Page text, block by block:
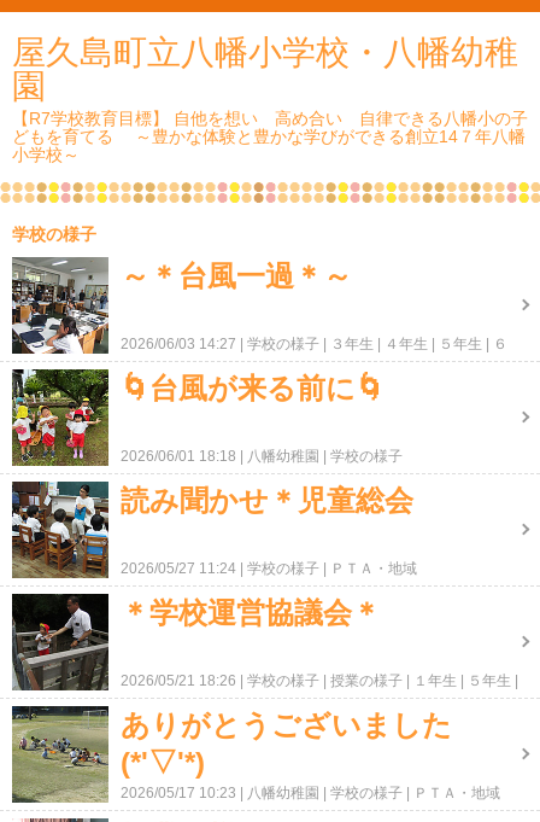
屋久島町立八幡小学校・八幡幼稚
園
【R7学校教育目標】 自他を想い 高め合い 自律できる八幡小の子
どもを育てる ～豊かな体験と豊かな学びができる創立14７年八幡
小学校～
学校の様子
～＊台風一過＊～
2026/06/03 14:27 学校の様子 ３年生 ４年生 ５年生
６
年生
ＰＴＡ・地域
🌀台風が来る前に🌀
2026/06/01 18:18 八幡幼稚園 学校の様子
読み聞かせ＊児童総会
2026/05/27 11:24 学校の様子 ＰＴＡ・地域
＊学校運営協議会＊
2026/05/21 18:26 学校の様子 授業の様子 １年生
５年生
ＰＴＡ・地域
ありがとうございました
(*'▽'*)
2026/05/17 10:23 八幡幼稚園 学校の様子 ＰＴＡ・地域